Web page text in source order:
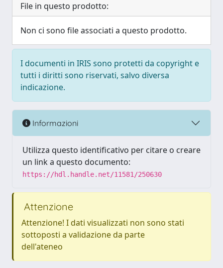
File in questo prodotto:
Non ci sono file associati a questo prodotto.
I documenti in IRIS sono protetti da copyright e
tutti i diritti sono riservati, salvo diversa
indicazione.
Informazioni
Utilizza questo identificativo per citare o creare
un link a questo documento:
https://hdl.handle.net/11581/250630
Attenzione
Attenzione! I dati visualizzati non sono stati
sottoposti a validazione da parte
dell'ateneo